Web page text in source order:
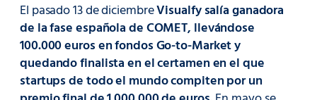
El pasado 13 de diciembreVisualfy salía ganadora
de la fase española de COMET, llevándose
100.000 euros en fondos Go-to-Market y
quedando finalista en el certamen en el que
startups de todo el mundo compiten por un